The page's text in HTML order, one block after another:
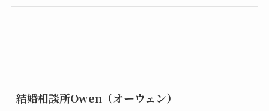
結婚相談所Owen（オーウェン）